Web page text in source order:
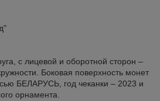
с лицевой и оборотной сторон –
Боковая поверхность монет
БЕЛАРУСЬ, год чеканки ‒ 2023 и
орнамента.